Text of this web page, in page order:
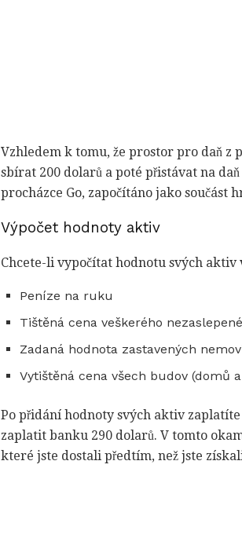
Vzhledem k tomu, že prostor pro daň z
sbírat 200 dolarů a poté přistávat na
procházce Go, započítáno jako součást
Výpočet hodnoty aktiv
Chcete-li vypočítat hodnotu svých
Peníze na ruku
Tištěná cena veškerého
Zadaná hodnota zastavených
Vytištěná cena všech budov (domů
Po přidání hodnoty svých aktiv
zaplatit banku 290 dolarů. V tomto
které jste dostali předtím, než jste